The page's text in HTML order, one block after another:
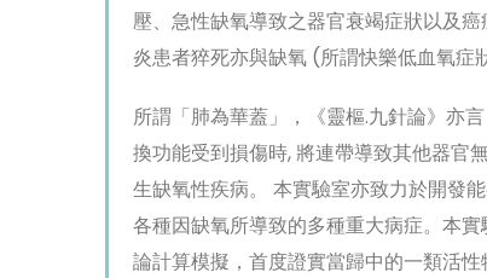
壓、急性缺氧導致之器官衰竭症狀以及
炎患者猝死亦與缺氧 (所謂快樂低血氧
所謂「肺為華蓋」，《靈樞.九針論》亦
換功能受到損傷時, 將連帶導致其他器官
生缺氧性疾病。 本實驗室亦致力於開發
各種因缺氧所導致的多種重大病症。本
論計算模擬，首度證實當歸中的一類活